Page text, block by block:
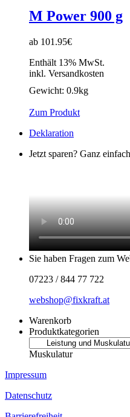
M Power 900 g
ab 101.95€
Enthält 13% MwSt.
inkl. Versandkosten
Gewicht: 0.9kg
Zum Produkt
Deklaration
Jetzt sparen? Ganz
Sie haben Fragen zum
07223 / 844 77 722
webshop@fixkraft.at
Warenkorb
Produktkategorien
Muskulatur
Impressum
Datenschutz